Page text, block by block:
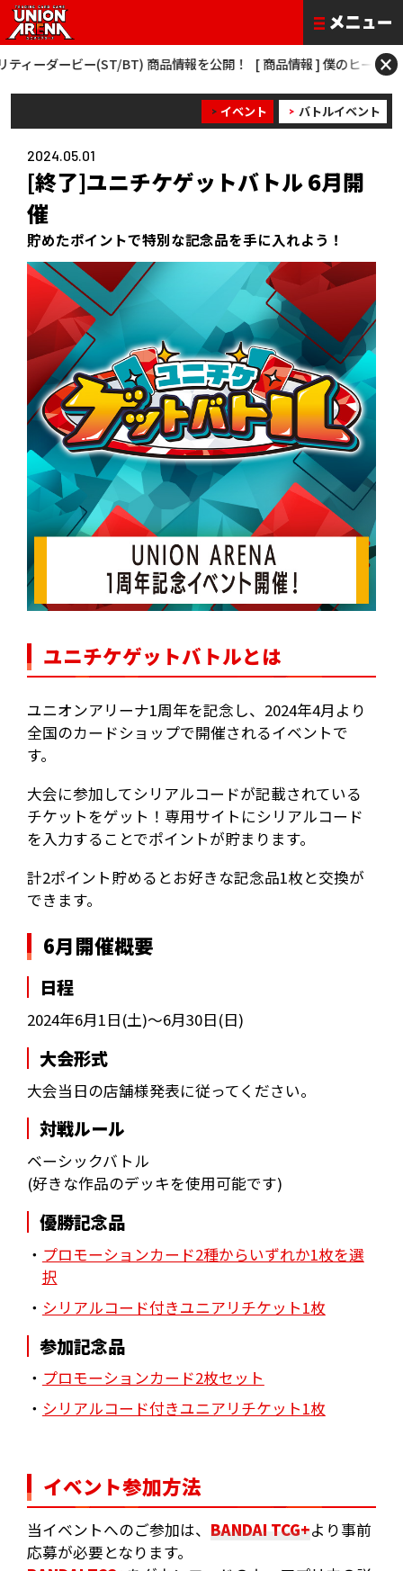
BT) 商品情報を公開！ [ 商品情報 ] 僕のヒーローアカデミア NEW
×
イベント バトルイベント
2024.05.01
[終了]ユニチケゲットバトル 6月開
催
貯めたポイントで特別な記念品を手に入れよう！
ユニチケゲットバトルとは
ユニオンアリーナ1周年を記念し、2024年4月より
全国のカードショップで開催されるイベントで
す。
大会に参加してシリアルコードが記載されている
チケットをゲット！ 専用サイトにシリアルコード
を入力することでポイントが貯まります。
計2ポイント貯めるとお好きな記念品1枚と交換が
できます。
6月開催概要
日程
2024年6月1日(土)～6月30日(日)
大会形式
大会当日の店舗様発表に従ってください。
対戦ルール
ベーシックバトル
(好きな作品のデッキを使用可能です)
優勝記念品
・ プロモーションカード2種からいずれか1枚を選
択
・ シリアルコード付きユニアリチケット1枚
参加記念品
・ プロモーションカード2枚セット
・ シリアルコード付きユニアリチケット1枚
イベント参加方法
当イベントへのご参加は、 BANDAI TCG+より事前
応募が必要となります。